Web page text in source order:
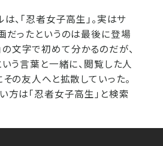
、「忍者女子高生」。実はサ
だったというのは最後に登場
の文字で初めて分かるのだが、
いう言葉と一緒に、閲覧した人
の友人へと拡散していった。
方は「忍者女子高生」と検索